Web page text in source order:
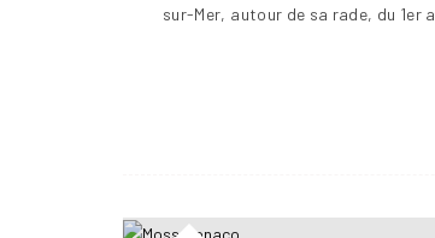
sur-Mer, autour de sa rade, du 1er